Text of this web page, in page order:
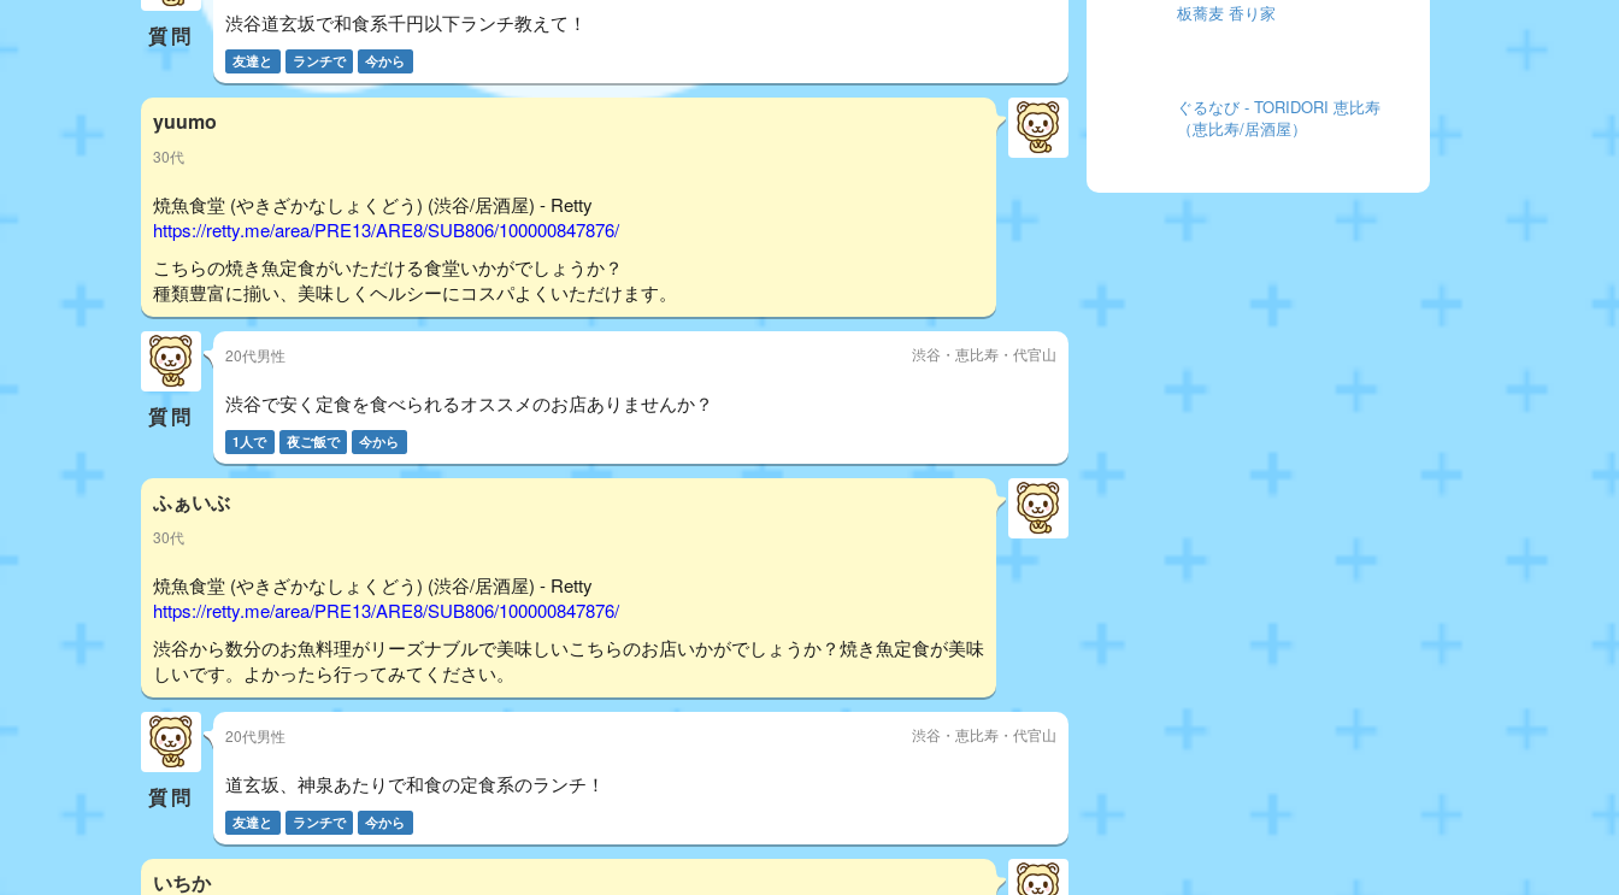
質問 渋谷道玄坂で和食系千円以下ランチ教えて！
友達と ランチで 今から
yuumo
30代
焼魚食堂 (やきざかなしょくどう) (渋谷/居酒屋) - Retty
https://retty.me/area/PRE13/ARE8/SUB806/100000847876/
こちらの焼き魚定食がいただける食堂いかがでしょうか？
種類豊富に揃い、美味しくヘルシーにコスパよくいただけます。
質問
20代男性 渋谷・恵比寿・代官山
渋谷で安く定食を食べられるオススメのお店ありませんか？
1人で 夜ご飯で 今から
ふぁいぶ
30代
焼魚食堂 (やきざかなしょくどう) (渋谷/居酒屋) - Retty
https://retty.me/area/PRE13/ARE8/SUB806/100000847876/
渋谷から数分のお魚料理がリーズナブルで美味しいこちらのお店いかがでしょうか？焼き魚定食が美味
しいです。よかったら行ってみてください。
質問
20代男性 渋谷・恵比寿・代官山
道玄坂、神泉あたりで和食の定食系のランチ！
友達と ランチで 今から
いちか
板蕎麦 香り家
ぐるなび - TORIDORI 恵比寿
（恵比寿/居酒屋）